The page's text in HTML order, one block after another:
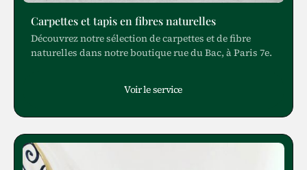
Carpettes et tapis en fibres naturelles
Découvrez notre sélection de carpettes et de fibre
naturelles dans notre boutique rue du Bac, à Paris 7e.
Voir le service